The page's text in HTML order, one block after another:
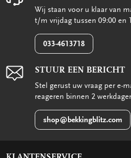
Wij staan voor u klaar van
t/m vrijdag tussen 09:00 en
033-4613718
STUUR EEN BERICHT
Stel gerust uw vraag per e-
reageren binnen 2
shop@bekkingblitz.com